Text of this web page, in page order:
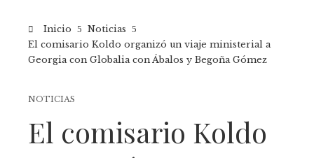
Inicio
Noticias
El comisario Koldo organizó un viaje ministerial a
Georgia con Globalia con Ábalos y Begoña Gómez
NOTICIAS
El comisario Koldo